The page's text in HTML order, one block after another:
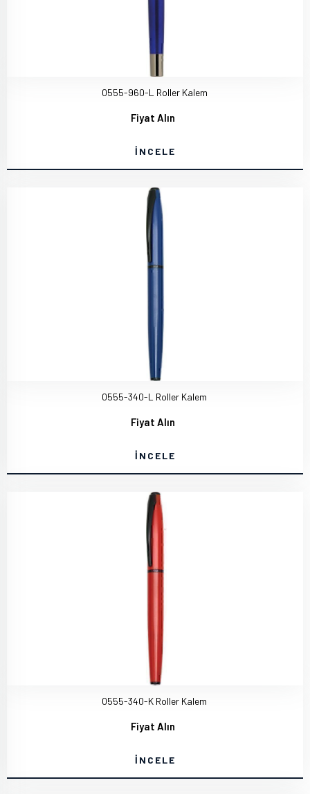
0555-960-L Roller Kalem
Fiyat Alın
İNCELE
0555-340-L Roller Kalem
Fiyat Alın
İNCELE
0555-340-K Roller Kalem
Fiyat Alın
İNCELE